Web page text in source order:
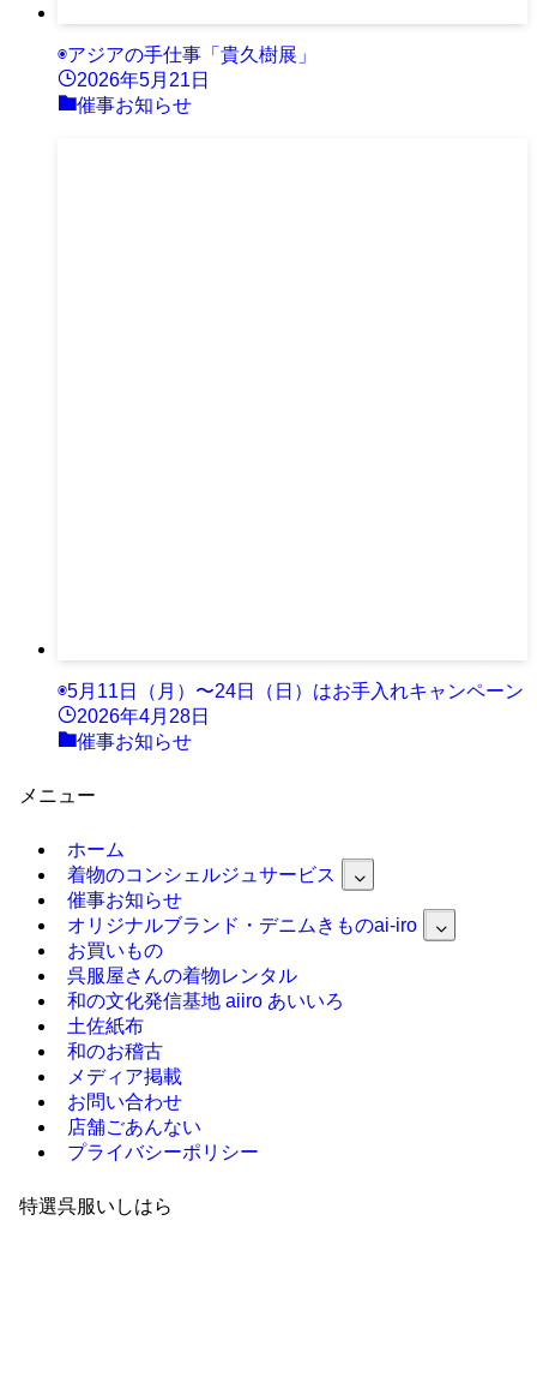
◉アジアの手仕事「貴久樹展」
2026年5月21日
催事お知らせ
◉5月11日（月）〜24日（日）はお手入れキャンペーン
2026年4月28日
催事お知らせ
メニュー
ホーム
着物のコンシェルジュサービス
催事お知らせ
オリジナルブランド・デニムきものai-iro
お買いもの
呉服屋さんの着物レンタル
和の文化発信基地 aiiro あいいろ
土佐紙布
和のお稽古
メディア掲載
お問い合わせ
店舗ごあんない
プライバシーポリシー
特選呉服いしはら